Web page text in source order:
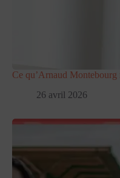
Ce qu’Arnaud Montebourg
26 avril 2026